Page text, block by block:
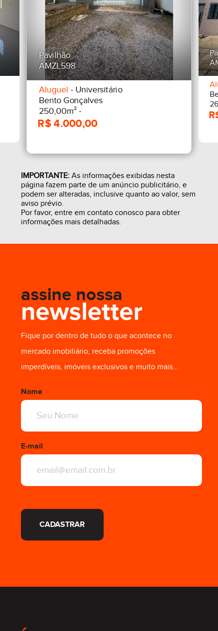
Pavilhão
AMZL598
Aluguel - Universitário
Bento Gonçalves
250,00m² -
IMPORTANTE:As informações exibidas nesta
página fazem parte de um anúncio publicitário, e
podem ser alteradas, inclusive quanto ao valor, sem
aviso prévio.
Por favor, entre em contato conosco para obter
informações mais detalhadas.
assine nossa
newsletter
Fique por dentro de tudo o que acontece no
mercado imobiliário, receba promoções
imperdíveis, imóveis exclusivos e muito mais...
Nome
E-mail
CADASTRAR